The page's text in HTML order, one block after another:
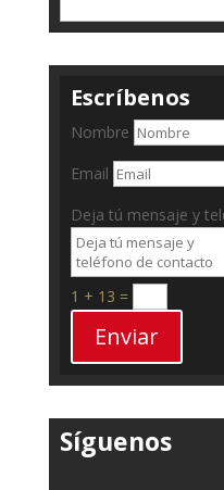
Escríbenos
Nombre
Email
Deja tú mensaje y
1 + 13 =
Enviar
Síguenos